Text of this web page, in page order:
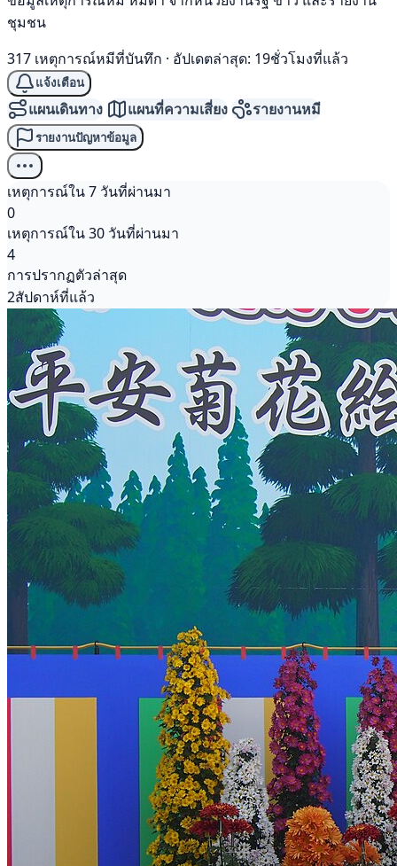
ชุมชน
317 เหตุการณ์หมีที่บันทึก · อัปเดตล่าสุด: 19ชั่วโมงที่แล้ว
แจ้งเตือน
แผนเดินทาง แผนที่ความเสี่ยง รายงานหมี
รายงานปัญหาข้อมูล
เหตุการณ์ใน 7 วันที่ผ่านมา
0
เหตุการณ์ใน 30 วันที่ผ่านมา
4
การปรากฏตัวล่าสุด
2สัปดาห์ที่แล้ว